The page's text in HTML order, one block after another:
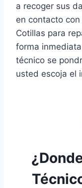
a recoger sus
en contacto
Cotillas para
forma
técnico se
usted escoja el